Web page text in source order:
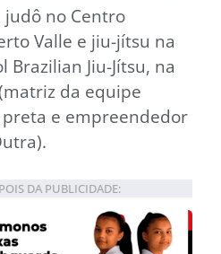
judô no Centro
Valle e jiu-jítsu na
Brazilian Jiu-Jítsu, na
da equipe
e empreendedor
DA PUBLICIDADE: